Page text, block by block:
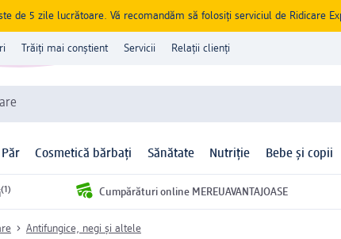
de 5 zile lucrătoare. Vă recomandăm să folosiți serviciul de Ridicare
Trăiți mai conștient Servicii Relații clienți
Păr Cosmetică bărbați Sănătate Nutriție Bebe și copii
(1) Cumpărături online MEREUAVANTAJOASE
Antifungice, negi și altele